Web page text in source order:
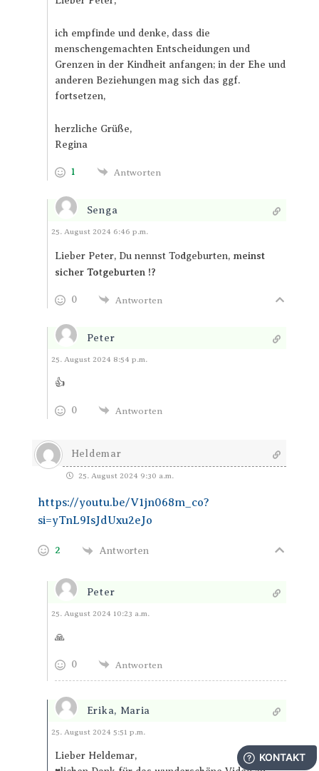
ich empfinde und denke, dass die
menschengemachten Entscheidungen und
Grenzen in der Kindheit anfangen; in der Ehe und
anderen Beziehungen mag sich das ggf.
fortsetzen,
herzliche Grüße,
Regina
1 Antworten
Senga
Antworten
25. August 2024 6:46 p.m.
Lieber Peter, Du nennst Todgeburten, meinst
sicher Totgeburten !?
0 Antworten
Peter
Antworten
25. August 2024 8:54 p.m.
👍
0 Antworten
Heldemar
25. August 2024 9:30 a.m.
https://youtu.be/V1jn068m_co?
si=yTnL9IsJdUxu2eJo
2 Antworten
Peter
Antworten
25. August 2024 10:23 a.m.
🙏
0 Antworten
Erika, Maria
Antworten
25. August 2024 5:51 p.m.
Lieber Heldemar,